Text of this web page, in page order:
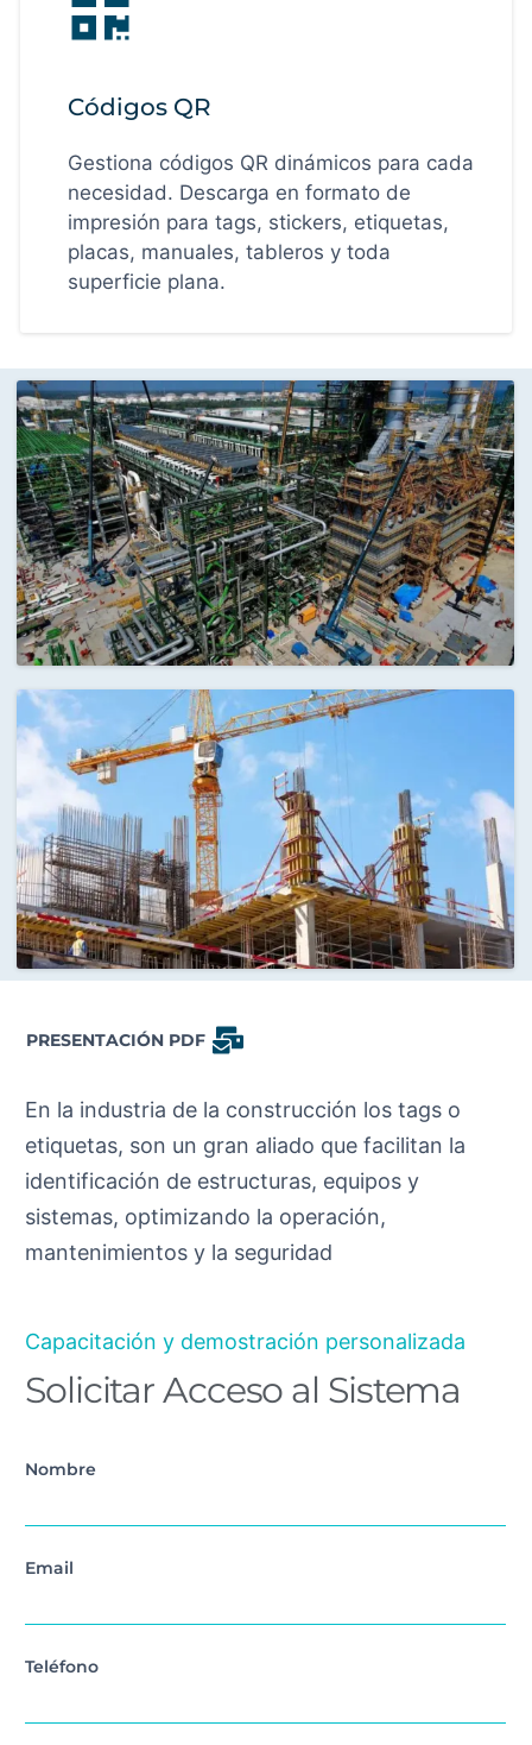
Códigos QR
Gestiona códigos QR dinámicos para cada
necesidad. Descarga en formato de
impresión para tags, stickers, etiquetas,
placas, manuales, tableros y toda
superficie plana.
PRESENTACIÓN PDF
En la industria de la construcción los tags o
etiquetas, son un gran aliado que facilitan la
identificación de estructuras, equipos y
sistemas, optimizando la operación,
mantenimientos y la seguridad
Capacitación y demostración personalizada
Solicitar Acceso al Sistema
Nombre
Email
Teléfono